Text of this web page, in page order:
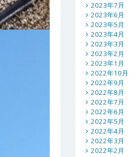
2023年7月
2023年6月
2023年5月
2023年4月
2023年3月
2023年2月
2023年1月
2022年10月
2022年9月
2022年8月
2022年7月
2022年6月
2022年5月
2022年4月
2022年3月
2022年2月